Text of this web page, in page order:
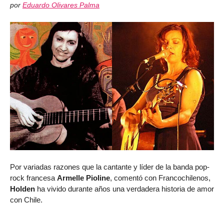
por Eduardo Olivares Palma
Por variadas razones que la cantante y líder de la banda pop-
rock francesa Armelle Pioline, comentó con Francochilenos,
Holden ha vivido durante años una verdadera historia de amor
con Chile.